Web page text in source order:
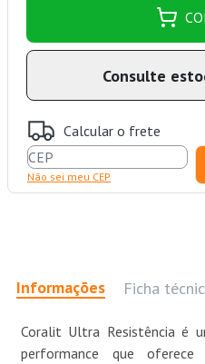
Consulte
Calcular o frete
Não sei meu CEP
Informações Ficha
Coralit Ultra Resistência é
performance que